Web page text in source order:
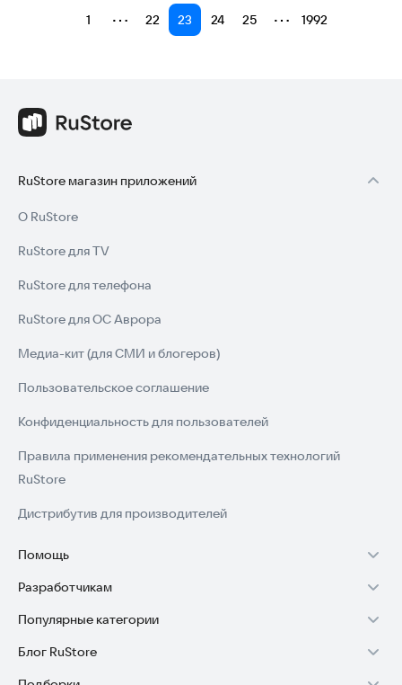
1 ⋯ 22 23 24 25 ⋯ 1992
RuStore магазин приложений
О RuStore
RuStore для TV
RuStore для телефона
RuStore для ОС Аврора
Медиа-кит (для СМИ и блогеров)
Пользовательское соглашение
Конфиденциальность для пользователей
Правила применения рекомендательных технологий
RuStore
Дистрибутив для производителей
Помощь
Установка RuStore на TV
Установка RuStore на телефон
Установка RuStore в машину
Разработчикам
Зарабатывать с RuStore
Стать разработчиком
Популярные категории
Игры для Android
Блог RuStore